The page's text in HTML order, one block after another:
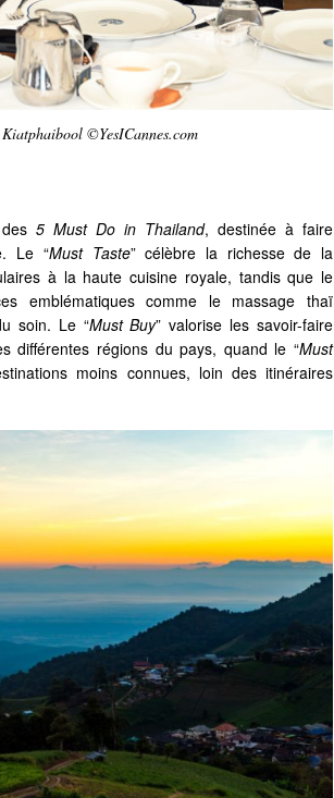
©YesICannes.com
5 Must Do in Thailand, destinée à faire
Le “Must Taste” célèbre la richesse de la
à la haute cuisine royale, tandis que le
emblématiques comme le massage thaï
soin. Le “Must Buy” valorise les savoir-faire
différentes régions du pays, quand le “Must
moins connues, loin des itinéraires